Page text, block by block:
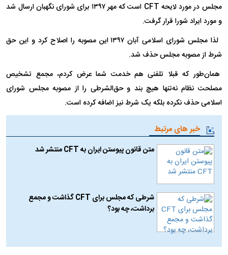
مجلس در مورد لایحه CFT است که مهر ۱۳۹۷ برای شورای نگهبان ارسال شد
و مورد ایراد شورا قرار گرفت.
لذا مجلس شورای اسلامی آبان ۱۳۹۷ این مصوبه را اصلاح کرد و این حق
شرط از مصوبه مجلس حذف شد.
همان‌طور که قبلا تلفنی هم خدمت شما عرض کردم، مجمع تشخیص
مصلحت نظام نه‌تنها هیچ بند و حق‌الشرطی را از مصوبه مجلس شورای
اسلامی حذف نکرده بلکه یک شرط نیز اضافه کرده است.
خبر های مرتبط
متن قانون پیوستن ایران به CFT منتشر شد
شرطی که مجلس برای CFT گذاشت و مجمع
برداشت، چه بود؟